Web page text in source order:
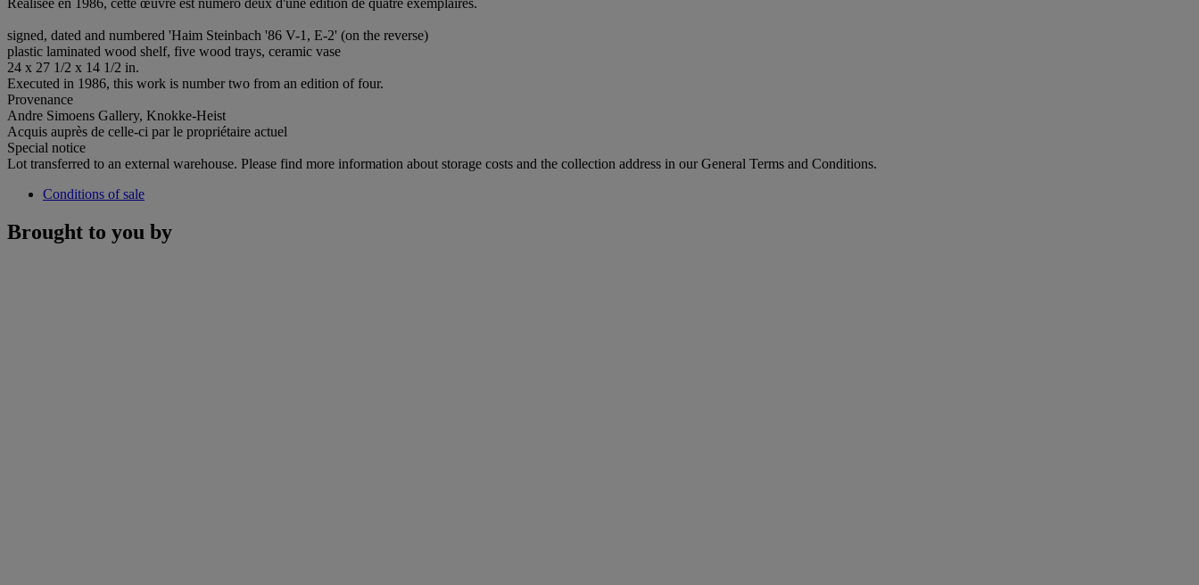
signed, dated and numbered 'Haim Steinbach '86 V-1, E-2' (on the reverse)
plastic laminated wood shelf, five wood trays, ceramic vase
24 x 27 1/2 x 14 1/2 in.
Executed in 1986, this work is number two from an edition of four.
Provenance
Andre Simoens Gallery, Knokke-Heist
Acquis auprès de celle-ci par le propriétaire actuel
Special notice
Lot transferred to an external warehouse. Please find more information about storage costs and the collection address in our General Terms and Conditions.
Conditions of sale
Brought to you by